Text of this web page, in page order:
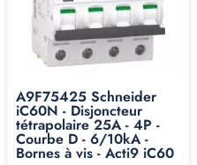
A9F75425 Schneider
iC60N - Disjoncteur
tétrapolaire 25A - 4P -
Courbe D - 6/10kA -
Bornes à vis - Acti9 iC60